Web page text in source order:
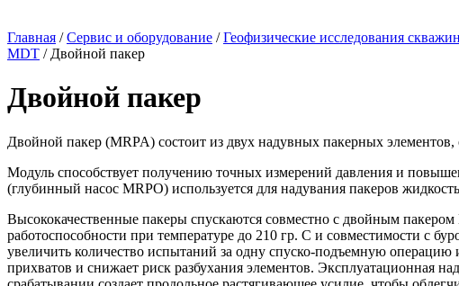
Главная /Сервис и оборудование /Геофизические исследования скважин
MDT / Двойной пакер
Двойной пакер
Двойной пакер (MRPA) состоит из двух надувных пакерных
Модуль способствует получению точных измерений давления и
(глубинный насос MRPO) используется для надувания пакеров
Высококачественные пакеры спускаются совместно с двойным
работоспособности при температуре до 210 гр. C и совместимости с
увеличить количество испытаний за одну спуско-подъемную операцию
прихватов и снижает риск разбухания элементов. Эксплуатационная